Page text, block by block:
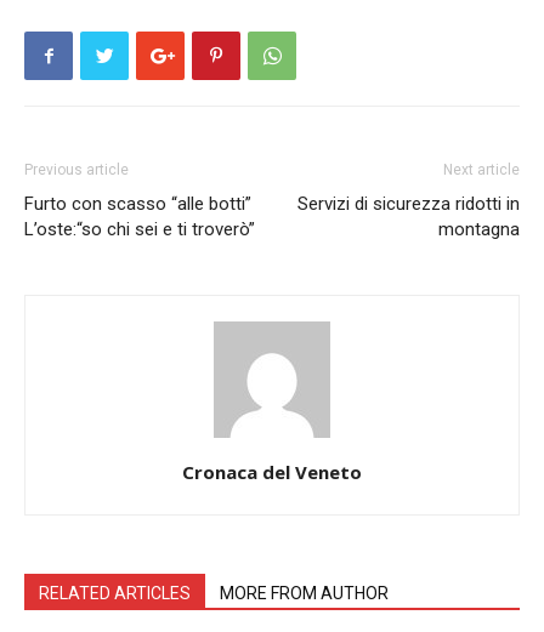
Previous article
Furto con scasso “alle botti”
L’oste:“so chi sei e ti troverò”
Next article
Servizi di sicurezza ridotti in
montagna
Cronaca del Veneto
RELATED ARTICLES MORE FROM AUTHOR